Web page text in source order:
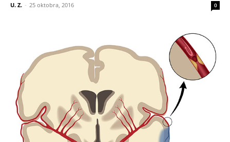
U. Z. - 25 oktobra, 2016 0